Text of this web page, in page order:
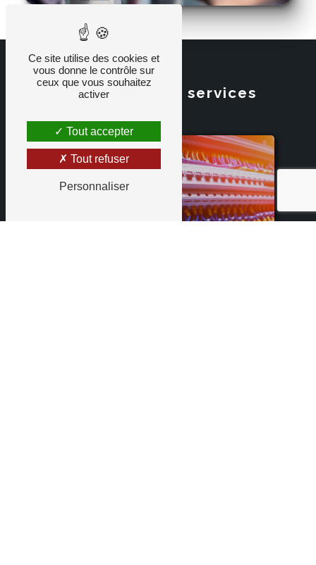
Nos différents services
Ce site utilise des cookies et
vous donne le contrôle sur
ceux que vous souhaitez
activer
Tout accepter
Tout refuser
Personnaliser